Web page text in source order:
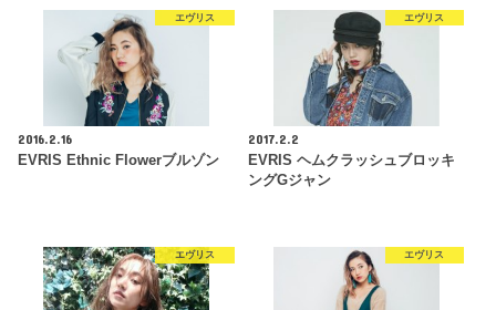
エヴリス
2016.2.16
EVRIS Ethnic Flowerブルゾン
エヴリス
2017.2.2
EVRIS ヘムクラッシュブロッキ
ングGジャン
エヴリス エヴリス